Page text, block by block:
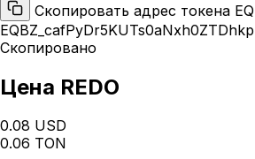
Скопировать адрес токена
Скопировано
Цена REDO
0.08 USD
0.06 TON